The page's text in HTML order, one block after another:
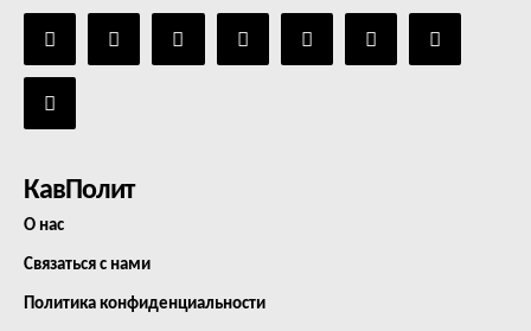
КавПолит
О нас
Связаться с нами
Политика конфиденциальности